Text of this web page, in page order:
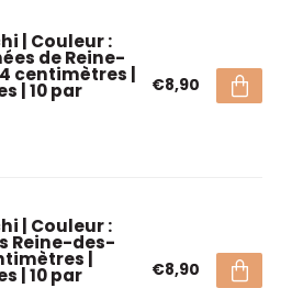
| Couleur :
de Reine-
centimètres |
| 10 par €8,90
| Couleur :
Reine-des-
|
| 10 par €8,90